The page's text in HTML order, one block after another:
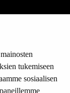
tukemiseen
sosiaalisen